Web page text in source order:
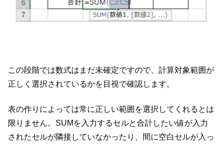
この段階では数式はまだ未確定ですので、計算対象範囲が
正しく選択されているかを目視で確認します。
表の作りによっては常に正しい範囲を選択してくれるとは
限りません。SUMを入力するセルと合計したい値が入力
されたセルが隣接していなかったり、間に空白セルが入っ